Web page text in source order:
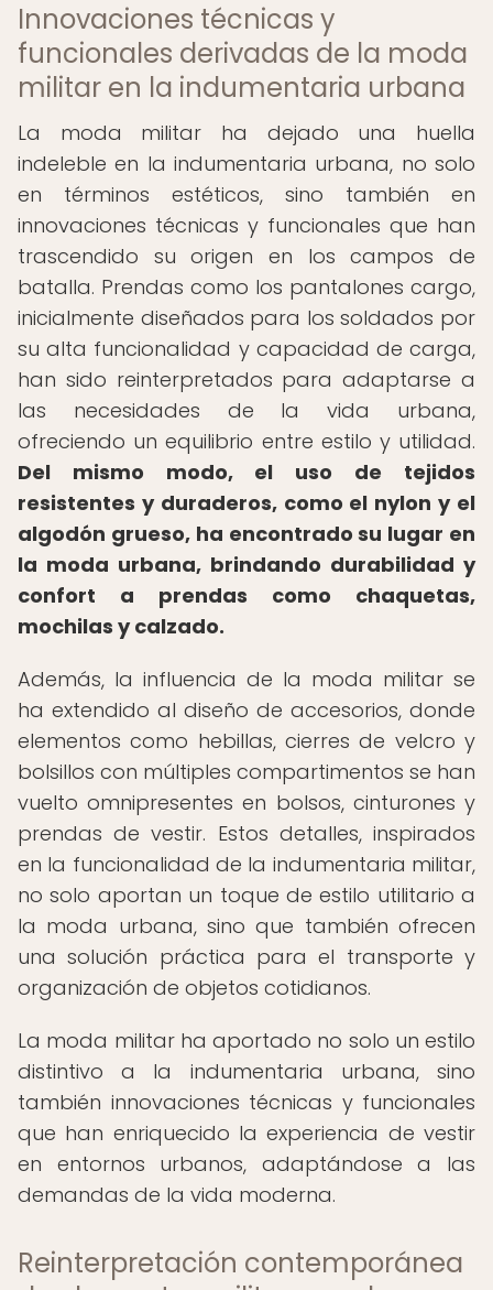
Innovaciones técnicas y
funcionales derivadas de la moda
militar en la indumentaria urbana
La moda militar ha dejado una huella
indeleble en la indumentaria urbana, no solo
en términos estéticos, sino también en
innovaciones técnicas y funcionales que han
trascendido su origen en los campos de
batalla. Prendas como los pantalones cargo,
inicialmente diseñados para los soldados por
su alta funcionalidad y capacidad de carga,
han sido reinterpretados para adaptarse a
las necesidades de la vida urbana,
ofreciendo un equilibrio entre estilo y utilidad.
Del mismo modo, el uso de tejidos
resistentes y duraderos, como el nylon y el
algodón grueso, ha encontrado su lugar en
la moda urbana, brindando durabilidad y
confort a prendas como chaquetas,
mochilas y calzado.
Además, la influencia de la moda militar se
ha extendido al diseño de accesorios, donde
elementos como hebillas, cierres de velcro y
bolsillos con múltiples compartimentos se han
vuelto omnipresentes en bolsos, cinturones y
prendas de vestir. Estos detalles, inspirados
en la funcionalidad de la indumentaria militar,
no solo aportan un toque de estilo utilitario a
la moda urbana, sino que también ofrecen
una solución práctica para el transporte y
organización de objetos cotidianos.
La moda militar ha aportado no solo un estilo
distintivo a la indumentaria urbana, sino
también innovaciones técnicas y funcionales
que han enriquecido la experiencia de vestir
en entornos urbanos, adaptándose a las
demandas de la vida moderna.
Reinterpretación contemporánea